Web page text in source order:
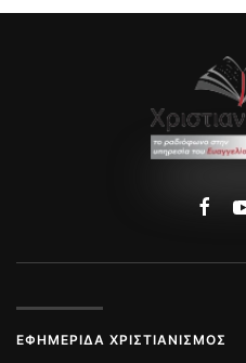
ΕΦΗΜΕΡΊΔΑ ΧΡΙΣΤΙΑΝΙΣΜΌΣ